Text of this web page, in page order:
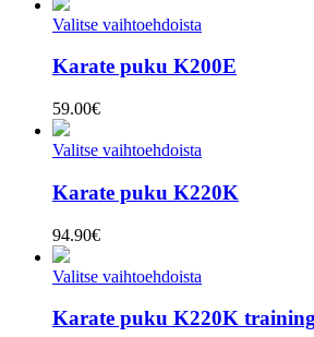
Valitse vaihtoehdoista
Karate puku K200E
59.00€
Valitse vaihtoehdoista
Karate puku K220K
94.90€
Valitse vaihtoehdoista
Karate puku K220K